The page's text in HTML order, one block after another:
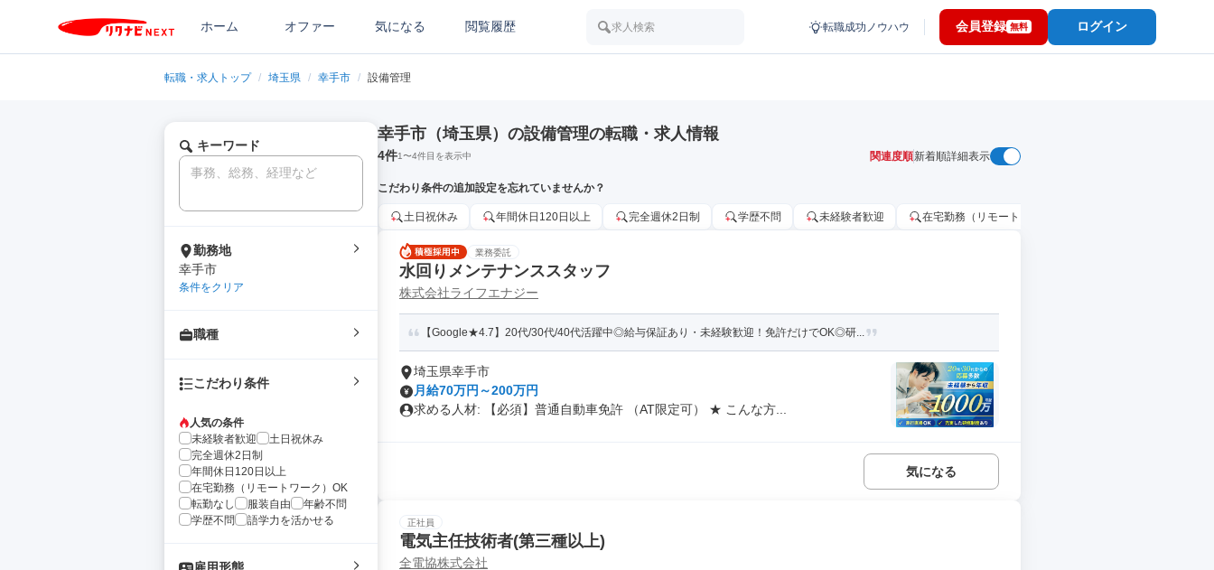
ホーム オファー 気になる 閲覧履歴 求人検索 転職成功ノウハウ 会員登録 無料 ログイン
転職・求人トップ / 埼玉県 / 幸手市 / 設備管理
キーワード
勤務地
幸手市
条件をクリア
職種
こだわり条件
人気の条件
未経験者歓迎
土日祝休み
完全週休2日制
年間休日120日以上
在宅勤務（リモートワーク）OK
転勤なし
服装自由
年齢不問
学歴不問
語学力を活かせる
幸手市（埼玉県）の設備管理の転職・求人情報
4件1〜4件目を表示中 関連度順新着順詳細表示
こだわり条件の追加設定を忘れていませんか？
土日祝休み 年間休日120日以上 完全週休2日制 学歴不問 未経験者歓迎 在宅勤務（リモートワーク）OK
業務委託
水回りメンテナンススタッフ
株式会社ライフエナジー
【Google★4.7】20代/30代/40代活躍中◎給与保証あり・未経験歓迎！免許だけでOK◎研...
埼玉県幸手市
月給70万円～200万円
求める人材: 【必須】普通自動車免許 （AT限定可） ★ こんな方...
気になる
正社員
電気主任技術者(第三種以上)
全電協株式会社